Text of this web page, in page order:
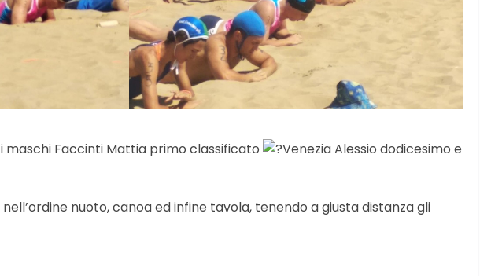
maschi Faccinti Mattia primo classificato
Venezia Alessio dodicesimo e
nuoto, canoa ed infine tavola, tenendo a giusta distanza gli